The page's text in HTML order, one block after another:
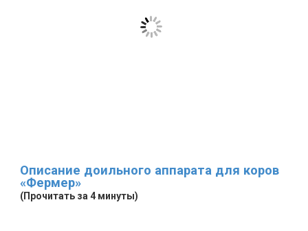
Описание доильного аппарата для коров
«Фермер»
(Прочитать за 4 минуты)